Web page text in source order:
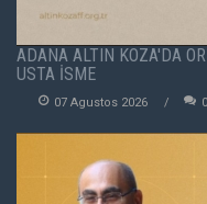
ADANA ALTIN KOZA'DA
USTA İSME
07 Agustos 2026 0